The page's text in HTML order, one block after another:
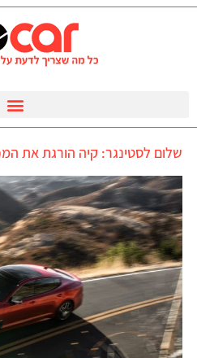
שלום לסטינגר: קיה הורגת את